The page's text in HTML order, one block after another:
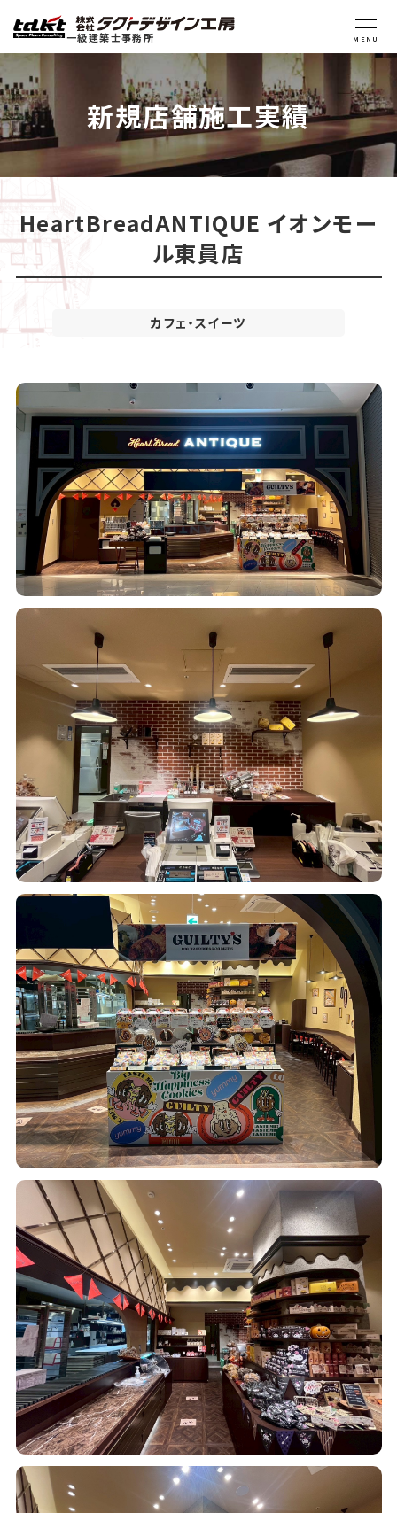
一級建築士事務所 MENU
新規店舗施工実績
HeartBreadANTIQUE イオンモー
ル東員店
カフェ・スイーツ